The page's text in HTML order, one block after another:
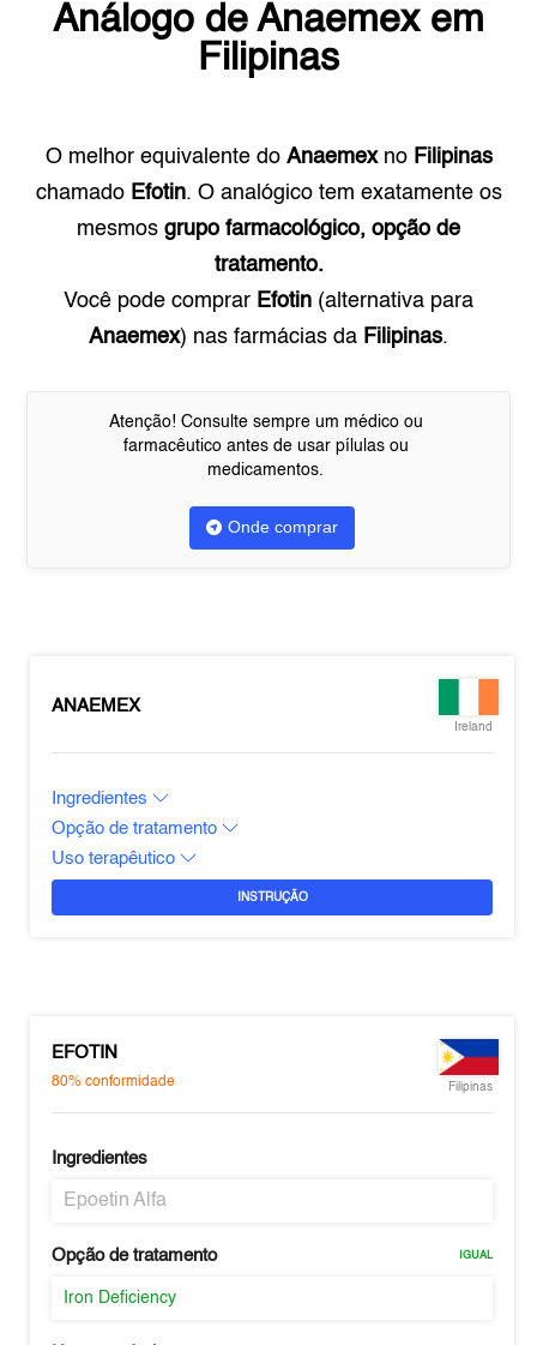
Análogo de Anaemexem
Filipinas
O melhor equivalente do Anaemexno Filipinas
chamado Efotin. O analógico tem exatamente os
mesmos grupo farmacológico, opção de
tratamento.
Você pode comprar Efotin (alternativa para
Anaemex) nas farmácias da Filipinas.
Atenção! Consulte sempre um médico ou
farmacêutico antes de usar pílulas ou
medicamentos.
Onde comprar
ANAEMEX
Ireland
Ingredientes
Opção de tratamento
Uso terapêutico
INSTRUÇÃO
EFOTIN
80%conformidade Filipinas
Ingredientes
Epoetin Alfa
Opção de tratamento IGUAL
Iron Deficiency